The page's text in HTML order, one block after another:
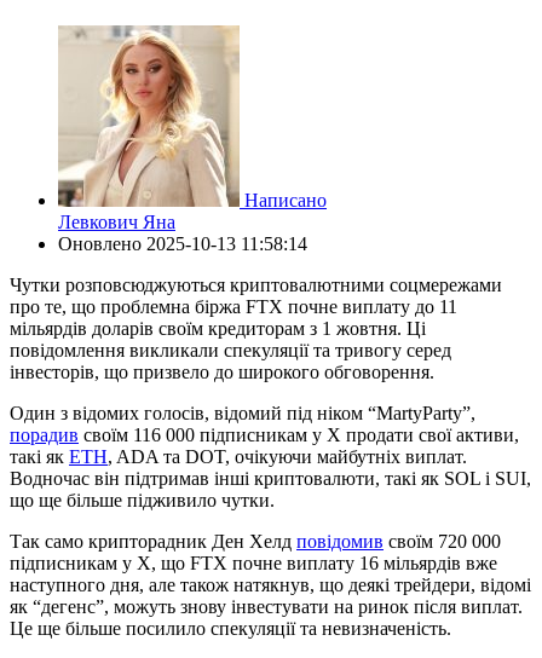
Написано
Левкович Яна
Оновлено 2025-10-13 11:58:14
Чутки розповсюджуються криптовалютними соцмережами
про те, що проблемна біржа FTX почне виплату до 11
мільярдів доларів своїм кредиторам з 1 жовтня. Ці
повідомлення викликали спекуляції та тривогу серед
інвесторів, що призвело до широкого обговорення.
Один з відомих голосів, відомий під ніком “MartyParty”,
порадив своїм 116 000 підписникам у X продати свої активи,
такі як ETH, ADA та DOT, очікуючи майбутніх виплат.
Водночас він підтримав інші криптовалюти, такі як SOL і SUI,
що ще більше підживило чутки.
Так само крипторадник Ден Хелд повідомив своїм 720 000
підписникам у X, що FTX почне виплату 16 мільярдів вже
наступного дня, але також натякнув, що деякі трейдери, відомі
як “дегенс”, можуть знову інвестувати на ринок після виплат.
Це ще більше посилило спекуляції та невизначеність.